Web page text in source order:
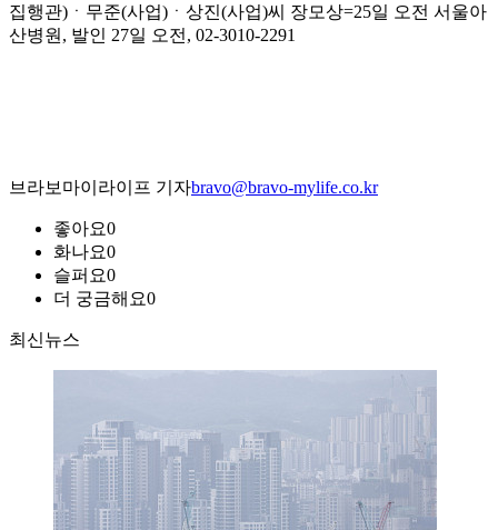
집행관)ㆍ무준(사업)ㆍ상진(사업)씨 장모상=25일 오전 서울아
산병원, 발인 27일 오전, 02-3010-2291
브라보마이라이프 기자bravo@bravo-mylife.co.kr
좋아요0
화나요0
슬퍼요0
더 궁금해요0
최신뉴스